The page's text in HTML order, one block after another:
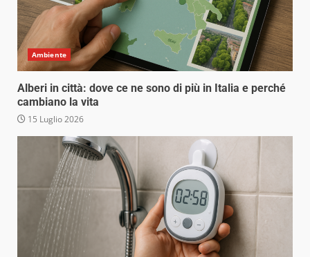
Ambiente
Alberi in città: dove ce ne sono di più in Italia e perché
cambiano la vita
15 Luglio 2026